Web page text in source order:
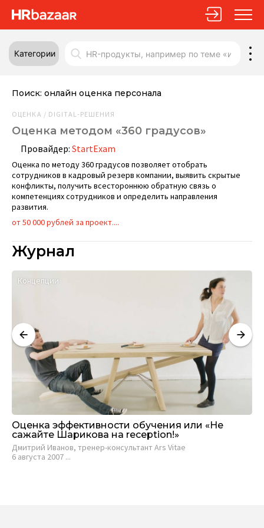
Категории
Поиск: онлайн оценка персонала
ОЦЕНКА / DIGITAL-РЕШЕНИЯ
Оценка методом «360 градусов»
Провайдер: StartExam
Оценка по методу 360 градусов позволяет отобрать
сотрудников в кадровый резерв компании, выявить скрытые
конфликты, получить всестороннюю обратную связь о
компетенциях сотрудников и определить направления
развития.
от 50 000 рублей за проект....
Журнал
Концепции
Оценка эффективности обучения или «Не
сажайте Шарикова на reception!»
Дмитрий Иванов, тренер-консультант Ars Vitae
6 августа 2007 ...